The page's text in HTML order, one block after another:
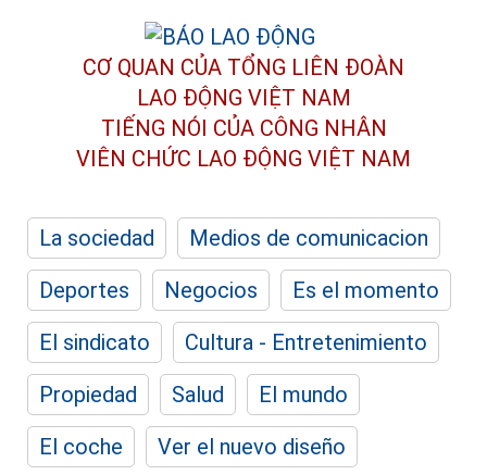
CƠ QUAN CỦA TỔNG LIÊN ĐOÀN
LAO ĐỘNG VIỆT NAM
TIẾNG NÓI CỦA CÔNG NHÂN
VIÊN CHỨC LAO ĐỘNG VIỆT NAM
La sociedad
Medios de comunicacion
Deportes
Negocios
Es el momento
El sindicato
Cultura - Entretenimiento
Propiedad
Salud
El mundo
El coche
Ver el nuevo diseño